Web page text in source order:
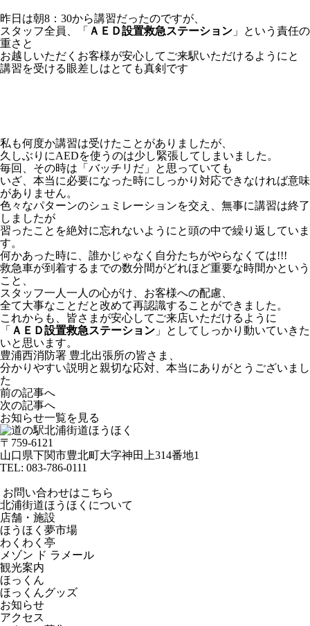
昨日は朝8：30から講習だったのですが、
スタッフ全員、「 ＡＥＤ設置救急ステーション 」という責任の
重さと
お越しいただくお客様が安心してご来駅いただけるようにと
講習を受ける眼差しはとても真剣です
私も何度か講習は受けたことがありましたが、
久しぶりにAEDを使うのは少し緊張してしまいました。
毎回、その時は「バッチリだ」と思っていても
いざ、本当に必要になった時にしっかり対応できなければ意味
がありません。
色々なパターンのシュミレーションを交え、無事に講習は終了
しましたが
習ったことを絶対に忘れないようにと頭の中で繰り返していま
す。
何かあった時に、誰かじゃなく自分たちがやらなくては!!!
救急車が到着するまでの数分間がどれほど重要な時間かという
こと、
スタッフ一人一人の心がけ、お客様への配慮、
全て大事なことだと改めて再認識することができました。
これからも、皆さまが安心してご来店いただけるように
「 ＡＥＤ設置救急ステーション 」としてしっかり動いていきた
いと思います。
豊浦西消防署 豊北出張所の皆さま、
分かりやすい説明と親切な応対、本当にありがとうございまし
た
前の記事へ
次の記事へ
お知らせ一覧を見る
〒759-6121
山口県下関市豊北町大字神田上314番地1
TEL: 083-786-0111
お問い合わせはこちら
北浦街道ほうほくについて
店舗・施設
ほうほく夢市場
わくわく亭
メゾン ド ラメール
観光案内
ほっくん
ほっくんグッズ
お知らせ
アクセス